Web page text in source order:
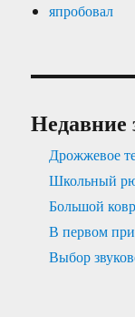
япробовал
Недавние
Дрожжевое
Школьный
Большой
В первом
Выбор